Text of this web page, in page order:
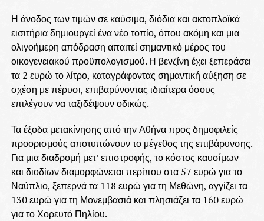
Η άνοδος των τιμών σε καύσιμα, διόδια και ακτοπλοϊκά
εισιτήρια δημιουργεί ένα νέο τοπίο, όπου ακόμη και μια
ολιγοήμερη απόδραση απαιτεί σημαντικό μέρος του
οικογενειακού προϋπολογισμού. Η βενζίνη έχει ξεπεράσει
τα 2 ευρώ το λίτρο, καταγράφοντας σημαντική αύξηση σε
σχέση με πέρυσι, επιβαρύνοντας ιδιαίτερα όσους
επιλέγουν να ταξιδέψουν οδικώς.
Τα έξοδα μετακίνησης από την Αθήνα προς δημοφιλείς
προορισμούς αποτυπώνουν το μέγεθος της επιβάρυνσης.
Για μια διαδρομή μετ’ επιστροφής, το κόστος καυσίμων
και διοδίων διαμορφώνεται περίπου στα 57 ευρώ για το
Ναύπλιο, ξεπερνά τα 118 ευρώ για τη Μεθώνη, αγγίζει τα
130 ευρώ για τη Μονεμβασιά και πλησιάζει τα 160 ευρώ
για το Χορευτό Πηλίου.